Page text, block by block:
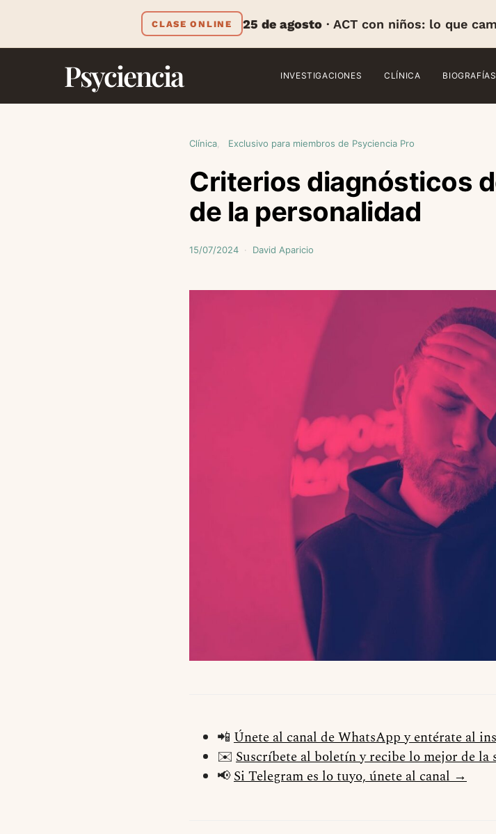
CLASE ONLINE 25 de agosto · ACT con niños: lo que
Psyciencia INVESTIGACIONES CLÍNICA BIOGRAFÍAS
Clínica Exclusivo para miembros de Psyciencia Pro
Criterios diagnósticos
de la personalidad
15/07/2024 David Aparicio
📲 Únete al canal de WhatsApp y entérate al
✉️ Suscríbete al boletín y recibe lo mejor de la
📢Si Telegram es lo tuyo, únete al canal →